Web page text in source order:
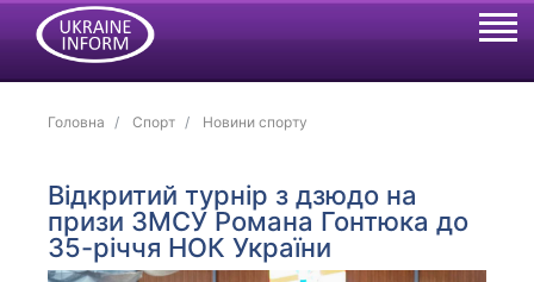
Головна Спорт Новини спорту
Відкритий турнір з дзюдо на
призи ЗМСУ Романа Гонтюка до
35-річчя НОК України